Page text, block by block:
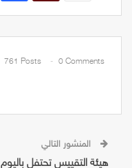
761 Posts 0 Comments
هيئة التقييس تحتفل باليوم